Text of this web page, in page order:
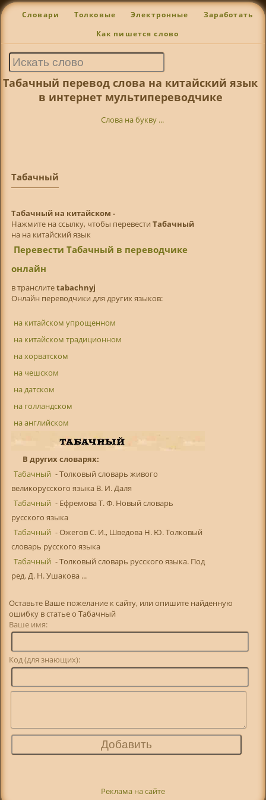
Словари Толковые Электронные Заработать
Как пишется слово
Табачный перевод слова на китайский язык
в интернет мультипереводчике
Слова на букву ...
Табачный
Табачный на китайском -
Нажмите на ссылку, чтобы перевести Табачный
на на китайский язык
Перевести Табачный в переводчике
онлайн
в транслитetabachnyj
Онлайн переводчики для других языков:
на китайском упрощенном
на китайском традиционном
на хорватском
на чешском
на датском
на голландском
на английском
В других словарях:
Табачный - Толковый словарь живого
великорусского языка В. И. Даля
Табачный - Ефремова Т. Ф. Новый словарь
русского языка
Табачный - Ожегов С. И., Шведова Н. Ю. Толковый
словарь русского языка
Табачный - Толковый словарь русского языка. Под
ред. Д. Н. Ушакова ...
Оставьте Ваше пожелание к сайту, или опишите найденную
ошибку в статье о Табачный
Ваше имя:
Код (для знающих):
Реклама на сайте